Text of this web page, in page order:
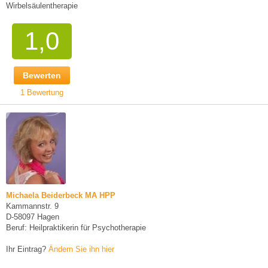
Wirbelsäulentherapie
1,0
Bewerten
1 Bewertung
Michaela Beiderbeck MA HPP
Kammannstr. 9
D-58097 Hagen
Beruf: Heilpraktikerin für Psychotherapie
Ihr Eintrag? Ändern Sie ihn hier